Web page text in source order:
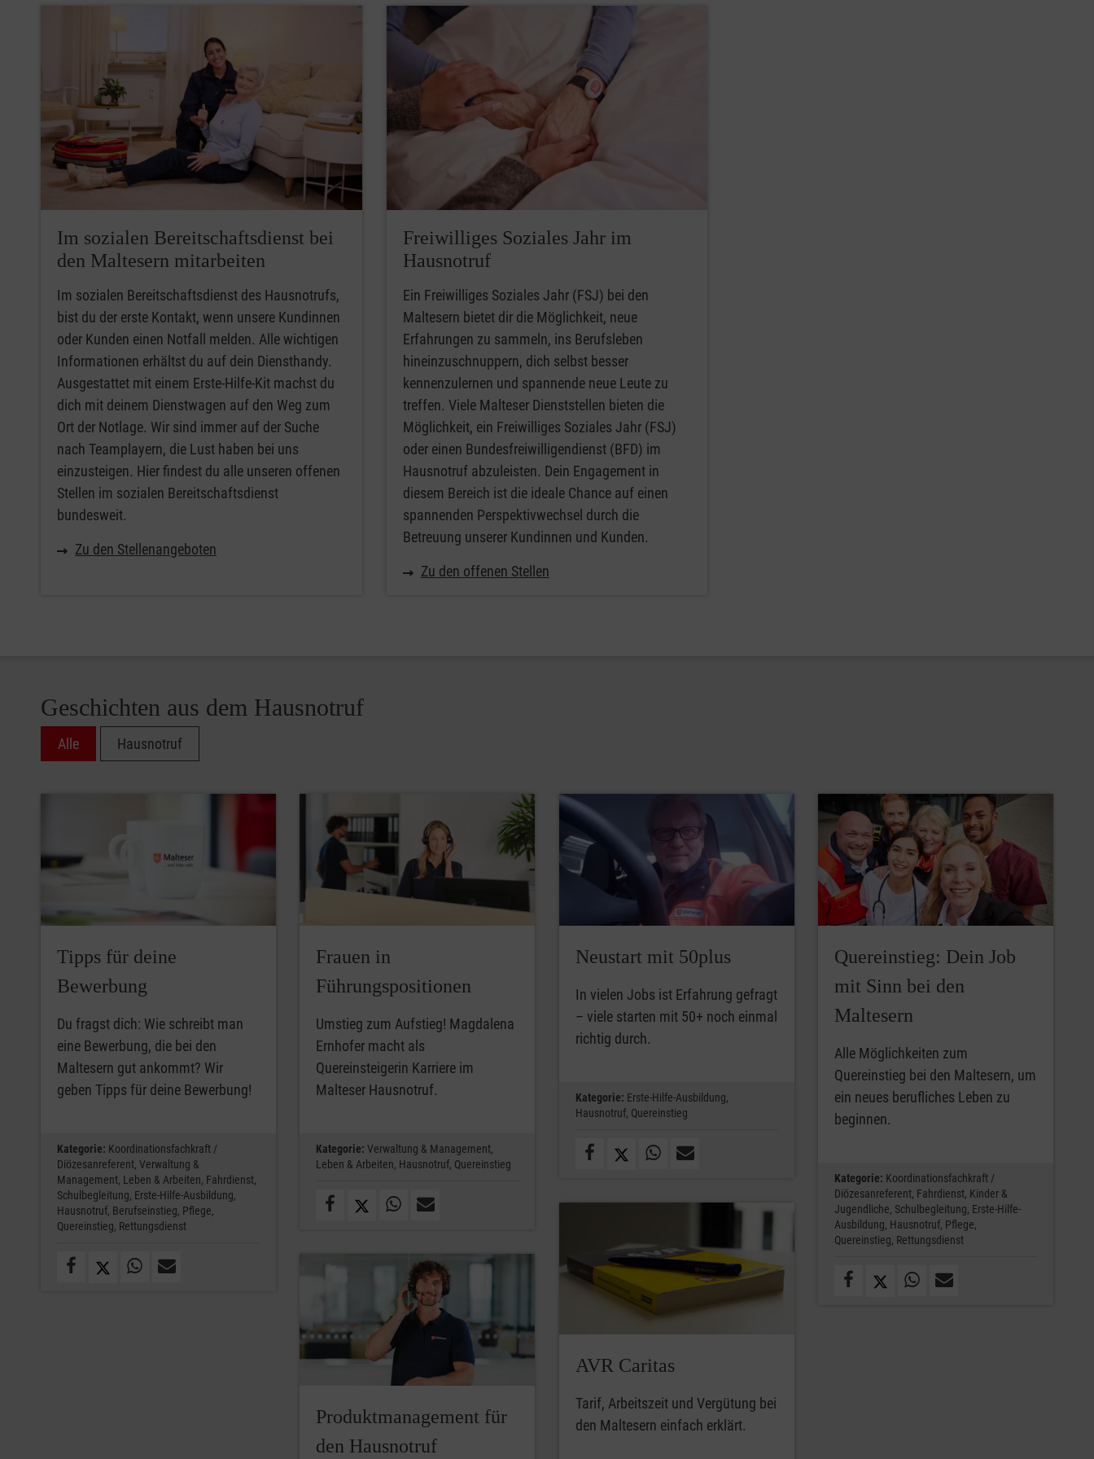
Im sozialen Bereitschafts­dienst bei
den Maltesern mitarbeiten
Im sozialen Bereitschaftsdienst des Hausnotrufs,
bist du der erste Kontakt, wenn unsere Kundinnen
oder Kunden einen Notfall melden. Alle wichtigen
Informationen erhältst du auf dein Diensthandy.
Ausgestattet mit einem Erste-Hilfe-Kit machst du
dich mit deinem Dienstwagen auf den Weg zum
Ort der Notlage. Wir sind immer auf der Suche
nach Teamplayern, die Lust haben bei uns
einzusteigen. Hier findest du alle unseren offenen
Stellen im sozialen Bereitschaftsdienst
bundesweit.
Zu den Stellenangeboten
Freiwilliges Soziales Jahr im
Hausnotruf
Ein Freiwilliges Soziales Jahr (FSJ) bei den
Maltesern bietet dir die Möglichkeit, neue
Erfahrungen zu sammeln, ins Berufsleben
hineinzuschnuppern, dich selbst besser
kennenzulernen und spannende neue Leute zu
treffen. Viele Malteser Dienststellen bieten die
Möglichkeit, ein Freiwilliges Soziales Jahr (FSJ)
oder einen Bundesfreiwilligendienst (BFD) im
Hausnotruf abzuleisten. Dein Engagement in
diesem Bereich ist die ideale Chance auf einen
spannenden Perspektivwechsel durch die
Betreuung unserer Kundinnen und Kunden.
Zu den offenen Stellen
Geschichten aus dem Hausnotruf
Alle Hausnotruf
Tipps für deine
Bewerbung
Du fragst dich: Wie schreibt man
eine Bewerbung, die bei den
Maltesern gut ankommt? Wir
geben Tipps für deine Bewerbung!
Kategorie: Koordinationsfachkraft /
Diözesanreferent, Verwaltung &
Management, Leben & Arbeiten, Fahrdienst,
Schulbegleitung, Erste-Hilfe-Ausbildung,
Hausnotruf, Berufseinstieg, Pflege,
Quereinstieg, Rettungsdienst
Frauen in
Führungspositionen
Umstieg zum Aufstieg! Magdalena
Ernhofer macht als
Quereinsteigerin Karriere im
Malteser Hausnotruf.
Kategorie: Verwaltung & Management,
Leben & Arbeiten, Hausnotruf, Quereinstieg
Neustart mit 50plus
In vielen Jobs ist Erfahrung gefragt
– viele starten mit 50+ noch einmal
richtig durch.
Kategorie: Erste-Hilfe-Ausbildung,
Hausnotruf, Quereinstieg
Quereinstieg: Dein Job
mit Sinn bei den
Maltesern
Alle Möglichkeiten zum
Quereinstieg bei den Maltesern, um
ein neues berufliches Leben zu
beginnen.
Kategorie: Koordinationsfachkraft /
Diözesanreferent, Fahrdienst, Kinder &
Jugendliche, Schulbegleitung, Erste-Hilfe-
Ausbildung, Hausnotruf, Pflege,
Quereinstieg, Rettungsdienst
AVR Caritas
Tarif, Arbeitszeit und Vergütung bei
den Maltesern einfach erklärt.
Produktmanagement für
den Hausnotruf